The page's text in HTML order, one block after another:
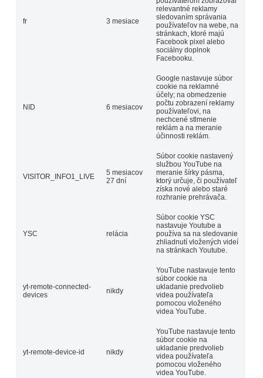
fr 3 mesiace
relevantné reklamy
sledovaním správania
používateľov na webe, na
stránkach, ktoré majú
Facebook pixel alebo
sociálny doplnok
Facebooku.
NID 6 mesiacov
Google nastavuje súbor
cookie na reklamné
účely; na obmedzenie
počtu zobrazení reklamy
používateľovi, na
nechcené stlmenie
reklám a na meranie
účinnosti reklám.
VISITOR_INFO1_LIVE
5 mesiacov
27 dní
Súbor cookie nastavený
službou YouTube na
meranie šírky pásma,
ktorý určuje, či používateľ
získa nové alebo staré
rozhranie prehrávača.
YSC relácia
Súbor cookie YSC
nastavuje Youtube a
používa sa na sledovanie
zhliadnutí vložených videí
na stránkach Youtube.
yt-remote-connected-
devices
nikdy
YouTube nastavuje tento
súbor cookie na
ukladanie predvolieb
videa používateľa
pomocou vloženého
videa YouTube.
yt-remote-device-id nikdy
YouTube nastavuje tento
súbor cookie na
ukladanie predvolieb
videa používateľa
pomocou vloženého
videa YouTube.